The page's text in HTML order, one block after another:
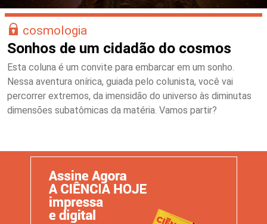
cosmologia
Sonhos de um cidadão do cosmos
Esta coluna é um convite para embarcar em um sonho.
Nessa aventura onírica, guiada pelo colunista, você vai
percorrer extremos, da imensidão do universo às diminutas
dimensões subatômicas da matéria. Vamos partir?